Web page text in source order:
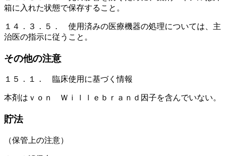
箱に入れた状態で保存すること。
１４．３．５． 使用済みの医療機器の処理については、主
治医の指示に従うこと。
その他の注意
１５．１． 臨床使用に基づく情報
本剤はｖｏｎ Ｗｉｌｌｅｂｒａｎｄ因子を含んでいない。
貯法
（保管上の注意）